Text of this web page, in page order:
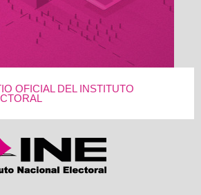
OFICIAL DEL INSTITUTO